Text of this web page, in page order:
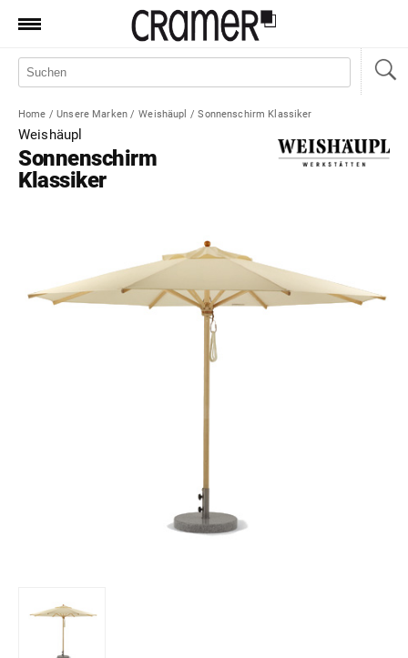
Produkte
Manufaktur
Aktionen
Service
Home / Unsere Marken / Weishäupl / Sonnenschirm Klassiker
Weishäupl
Sonnenschirm
Klassiker